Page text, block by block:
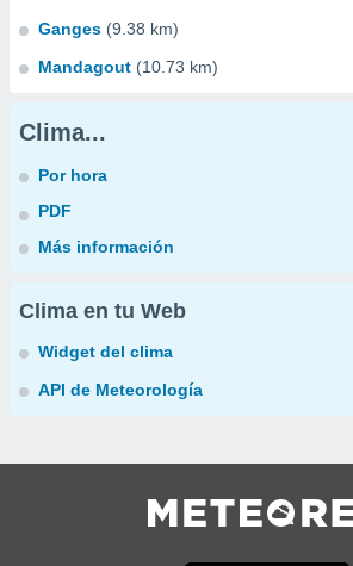
Ganges (9.38 km)
Mandagout (10.73 km)
Clima...
Por hora
PDF
Más información
Clima en tu Web
Widget del clima
API de Meteorología